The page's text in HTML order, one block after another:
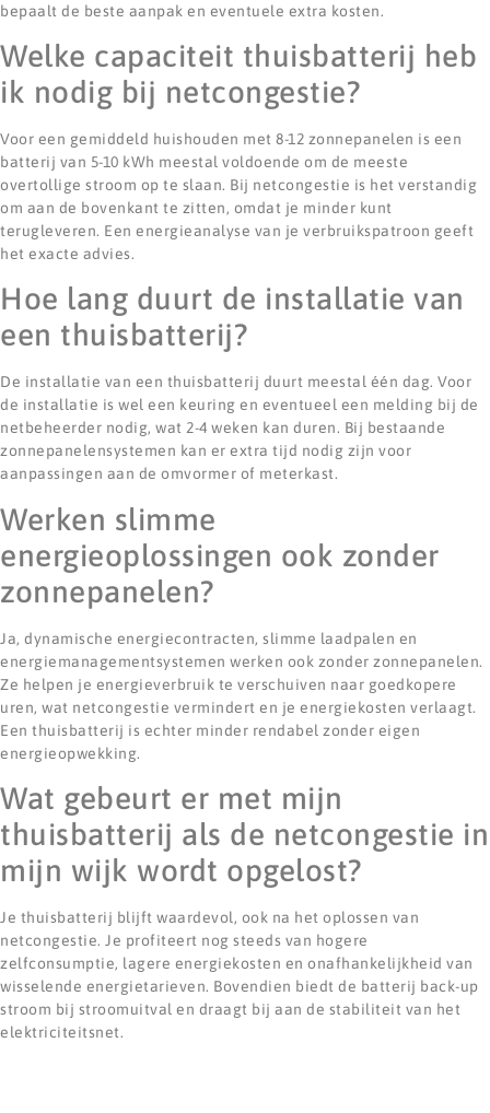
bepaalt de beste aanpak en eventuele extra kosten.
Welke capaciteit thuisbatterij heb
ik nodig bij netcongestie?
Voor een gemiddeld huishouden met 8-12 zonnepanelen is een
batterij van 5-10 kWh meestal voldoende om de meeste
overtollige stroom op te slaan. Bij netcongestie is het verstandig
om aan de bovenkant te zitten, omdat je minder kunt
terugleveren. Een energieanalyse van je verbruikspatroon geeft
het exacte advies.
Hoe lang duurt de installatie van
een thuisbatterij?
De installatie van een thuisbatterij duurt meestal één dag. Voor
de installatie is wel een keuring en eventueel een melding bij de
netbeheerder nodig, wat 2-4 weken kan duren. Bij bestaande
zonnepanelensystemen kan er extra tijd nodig zijn voor
aanpassingen aan de omvormer of meterkast.
Werken slimme
energieoplossingen ook zonder
zonnepanelen?
Ja, dynamische energiecontracten, slimme laadpalen en
energiemanagementsystemen werken ook zonder zonnepanelen.
Ze helpen je energieverbruik te verschuiven naar goedkopere
uren, wat netcongestie vermindert en je energiekosten verlaagt.
Een thuisbatterij is echter minder rendabel zonder eigen
energieopwekking.
Wat gebeurt er met mijn
thuisbatterij als de netcongestie in
mijn wijk wordt opgelost?
Je thuisbatterij blijft waardevol, ook na het oplossen van
netcongestie. Je profiteert nog steeds van hogere
zelfconsumptie, lagere energiekosten en onafhankelijkheid van
wisselende energietarieven. Bovendien biedt de batterij back-up
stroom bij stroomuitval en draagt bij aan de stabiliteit van het
elektriciteitsnet.